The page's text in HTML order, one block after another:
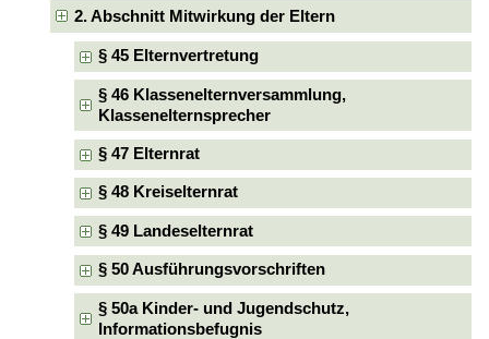
2. Abschnitt Mitwirkung der Eltern
§ 45 Elternvertretung
§ 46 Klassenelternversammlung,
Klassenelternsprecher
§ 47 Elternrat
§ 48 Kreiselternrat
§ 49 Landeselternrat
§ 50 Ausführungsvorschriften
§ 50a Kinder- und Jugendschutz,
Informationsbefugnis